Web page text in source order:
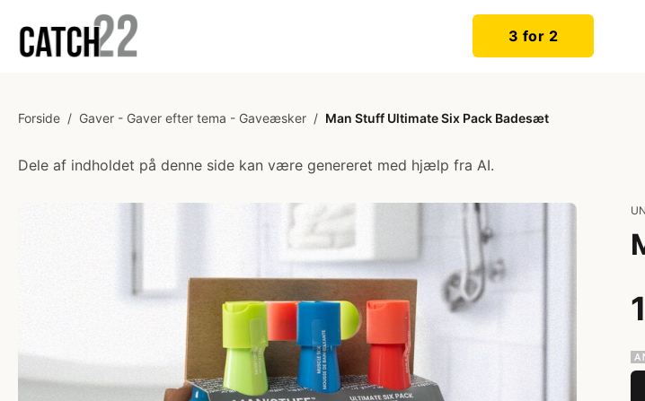
3 for 2
Forside / Gaver - Gaver efter tema - Gaveæsker / Man Stuff Ultimate Six Pack Badesæt
Dele af indholdet på denne side kan være genereret med hjælp fra AI.